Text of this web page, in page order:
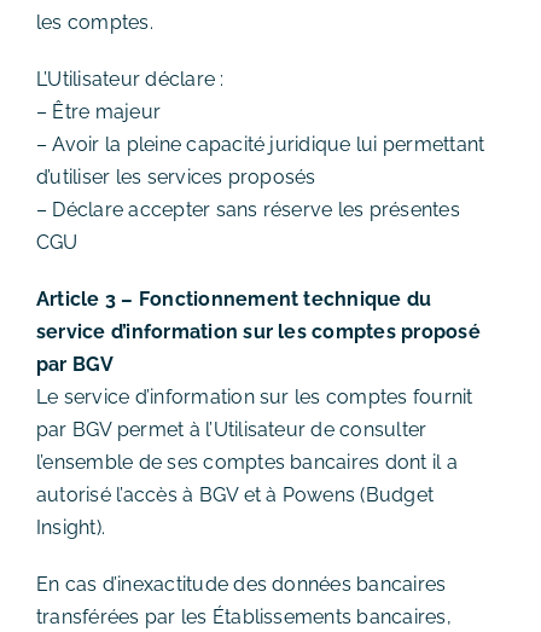
les comptes.
L’Utilisateur déclare :
– Être majeur
– Avoir la pleine capacité juridique lui permettant
d’utiliser les services proposés
– Déclare accepter sans réserve les présentes
CGU
Article 3 – Fonctionnement technique du
service d’information sur les comptes proposé
par BGV
Le service d’information sur les comptes fournit
par BGV permet à l’Utilisateur de consulter
l’ensemble de ses comptes bancaires dont il a
autorisé l’accès à BGV et à Powens (Budget
Insight).
En cas d’inexactitude des données bancaires
transférées par les Établissements bancaires,